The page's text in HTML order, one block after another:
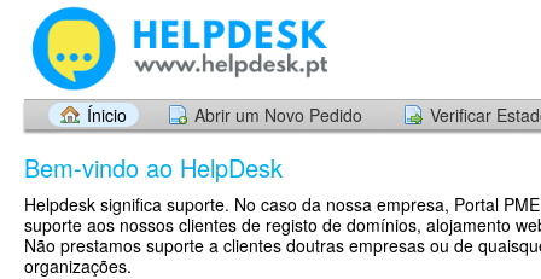
Ínicio Abrir um Novo Pedido Verificar
Bem-vindo ao HelpDesk
Helpdesk significa suporte. No caso da nossa empresa, Portal
suporte aos nossos clientes de registo de domínios, alojamento
Não prestamos suporte a clientes doutras empresas ou de
organizações.